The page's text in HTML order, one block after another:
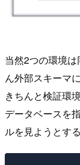
当然2つの環境
ん外部スキーマ
きちんと検証環
データベースを
ルを見ようとす